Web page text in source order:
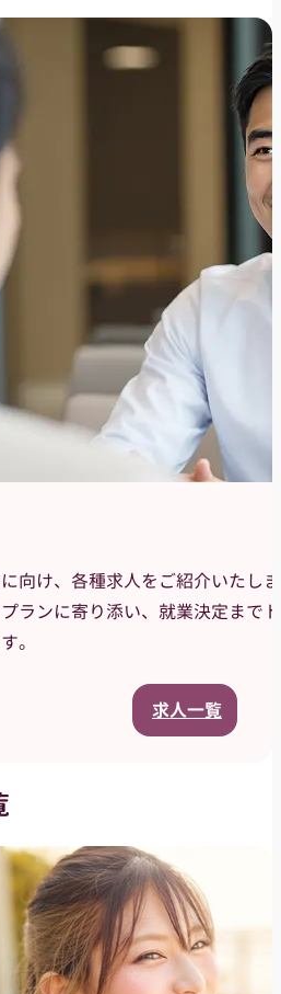
向け、各種求人をご紹介いたし
ランに寄り添い、就業決定まで
。
求人一覧